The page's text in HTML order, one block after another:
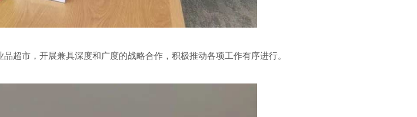
超市，开展兼具深度和广度的战略合作，积极推动各项工作有序进行。